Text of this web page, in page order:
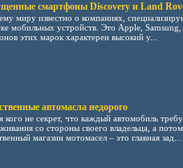
смартфоны Discovery и Land
миру известно о компаниях,
мобильных устройств. Это Apple,
этих марок характерен высокий у...
автомасла недорого
кого не секрет, что каждый автомобиль
со стороны своего владельца, а
магазин мотомасел – это главная зад...